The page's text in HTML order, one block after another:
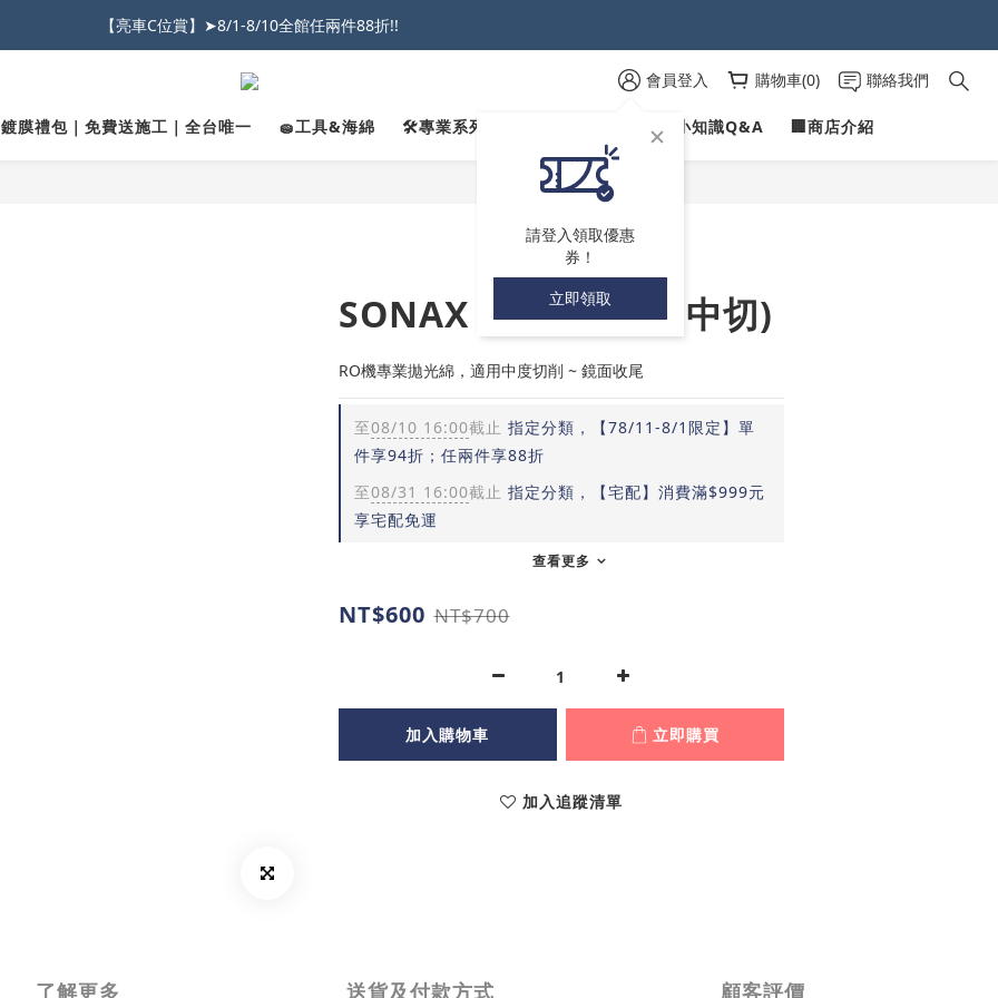
車友推薦新車鍍膜１００% 成功的秘訣，全靠這組😎　 ( 查看鍍膜攻略✔ )
【亮車C位賞】➤8/1-8/10全館任兩件88折!!
★限時 :滿$499 ➨超商免運★
車友推薦新車鍍膜１００% 成功的秘訣，全靠這組😎　 ( 查看鍍膜攻略✔ )
會員登入
請登入領取優惠
券！
立即領取
購物車(0) 聯絡我們
膜禮包｜免費送施工｜全台唯一 🧽工具&海綿 🛠️專業系列｜PROFILINE ✍愛車小知識Q&A 🏢商店介紹
SONAX 綠色拋光綿 (中切)
RO機專業拋光綿，適用中度切削 ~ 鏡面收尾
至08/10 16:00截止 指定分類，【78/11-8/1限定】單
件享94折；任兩件享88折
至08/31 16:00截止 指定分類，【宅配】消費滿$999元
享宅配免運
查看更多
NT$600 NT$700
加入購物車 立即購買
加入追蹤清單
了解更多 送貨及付款方式 顧客評價